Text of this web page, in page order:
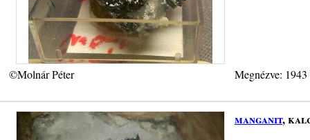
©Molnár Péter Megnézve:
manganit,